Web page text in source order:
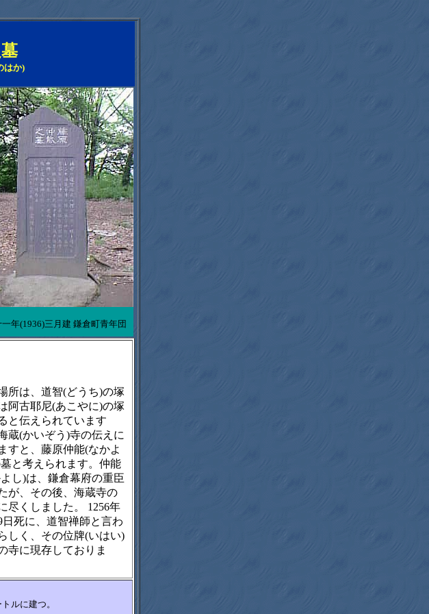
はか)
一年(1936)三月建 鎌倉町青年団
所は、道智(どうち)の塚
阿古耶尼(あこやに)の塚
と伝えられています
蔵(かいぞう)寺の伝えに
すと、藤原仲能(なかよ
墓と考えられます。仲能
し)は、鎌倉幕府の重臣
が、その後、海蔵寺の
尽くしました。 1256年
日死に、道智禅師と言わ
しく、その位牌(いはい)
寺に現存しておりま
ルに建つ。